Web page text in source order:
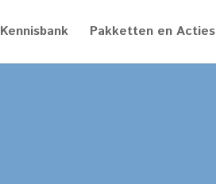
Kennisbank Pakketten en Acties